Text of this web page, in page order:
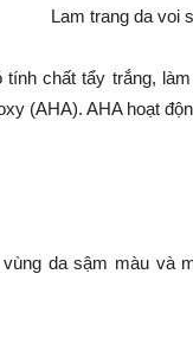
chất tẩy trắng,
(AHA). AHA hoạt
da sậm màu và